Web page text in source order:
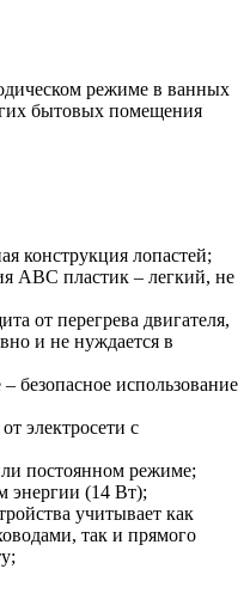
режиме в ванных
бытовых помещения
конструкция лопастей;
АВС пластик – легкий, не
от перегрева двигателя,
и не нуждается в
безопасное использование
электросети с
постоянном режиме;
энергии (14 Вт);
учитывает как
так и прямого